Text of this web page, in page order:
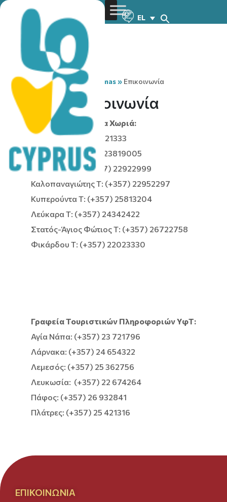
EL
You are here:Home» Christmas» Επικοινωνία
Επικοινωνία
Χριστουγεννιάτικα Χωριά:
Αγρός T: (+357) 25521333
Δερύνεια T: (+357) 23819005
Κακοπετριά Τ: (+357) 22922999
Καλοπαναγιώτης T: (+357) 22952297
Κυπερούντα T: (+357) 25813204
Λεύκαρα T: (+357) 24342422
Στατός-Άγιος Φώτιος T: (+357) 26722758
Φικάρδου T: (+357) 22023330
Γραφεία Τουριστικών Πληροφοριών ΥφΤ:
Αγία Νάπα: (+357) 23 721796
Λάρνακα: (+357) 24 654322
Λεμεσός: (+357) 25 362756
Λευκωσία: (+357) 22 674264
Πάφος: (+357) 26 932841
Πλάτρες: (+357) 25 421316
ΕΠΙΚΟΙΝΩΝΊΑ